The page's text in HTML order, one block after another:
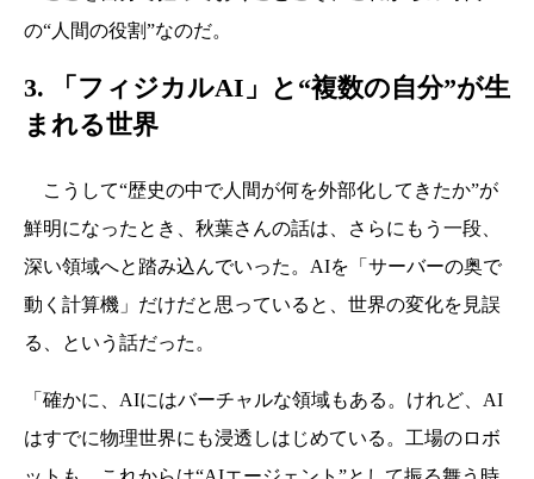
の“人間の役割”なのだ。
3. 「フィジカルAI」と“複数の自分”が生
まれる世界
こうして“歴史の中で人間が何を外部化してきたか”が
鮮明になったとき、秋葉さんの話は、さらにもう一段、
深い領域へと踏み込んでいった。AIを「サーバーの奥で
動く計算機」だけだと思っていると、世界の変化を見誤
る、という話だった。
「確かに、AIにはバーチャルな領域もある。けれど、AI
はすでに物理世界にも浸透しはじめている。工場のロボ